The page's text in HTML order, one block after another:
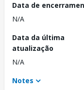
Data de
N/A
Data da última
atualização
N/A
Notes